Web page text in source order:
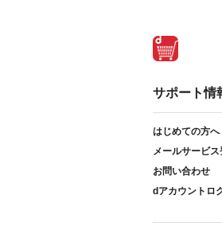
サポート情
はじめての方へ
メールサービ
お問い合わせ
dアカウントロ